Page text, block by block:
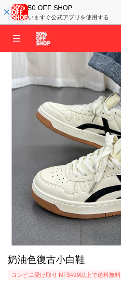
50 OFF SHOP
いますぐ公式アプリを使用する
奶油色復古小白鞋
コンビニ受け取り NT$499以上で送料無料